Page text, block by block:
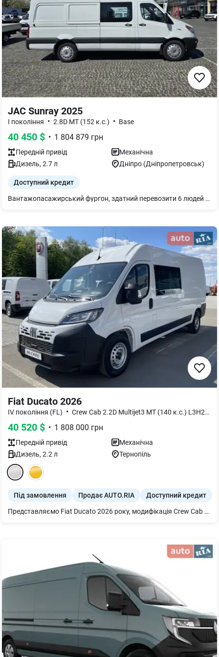
JAC Sunray 2025
I покоління • 2.8D MT (152 к.с.) • Base
40 450 $ • 1 804 879 грн
Передній привід
Механічна
Дизель, 2.7л Дніпро (Дніпропетровськ)
Доступний кредит
Вантажопасажирський фургон, здатний перевозити 6 людей (5+1) та1330 кг вантажу. Вантажний відсік 7,2 м3. Двигун дизельний 2.8 л, КПП механіка, всі гальма - дискові. - кондиціонер - круїз-контроль - бортовий комп’ютер - сидіння водія з підлокітником і регулюванням по висоті - підігрів дзеркал - електричне налаштування дзеркал - електричні склопідйомники - радіоприймач, 2 динаміки - програвач МР-3 із AUX та USB-входами - Bluetooth - мультифункціональне кермо - подушки безпеки водія та переднього пасажира - підголовники сидінь водія та пасажирів - центральний замок з дистанційним керуванням - імобілайзер - ABS - EBD - ESC - третій стоп-сигнал - денні ходові вогні - протитуманні фари - задній парктронік Авто у наявності!
Fiat Ducato 2026
IV покоління (FL) • Crew Cab 2.2D Multijet3 MT (140 к.с.) L3H2 •
40 520 $ • 1 808 000 грн
Передній привід
Механічна
Дизель, 2.2 л Тернопіль
Під замовлення Продає AUTO.RIA Доступний кредит
Представляємо Fiat Ducato 2026 року, модифікація Crew Cab 2.2D Multijet3 MT (140 к.с.) L3H2. Цей практичний вантажопасажирський фургон оснащений економічним дизельним двигуном потужністю 140 к.с. та надійною механічною коробкою передач. Він пропонує функціональність для перевезення вантажів та пасажирів.